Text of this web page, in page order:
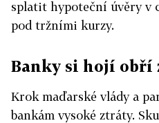
splatit hypoteční úvěry v
pod tržními kurzy.
Banky si hojí obří
Krok maďarské vlády a
bankám vysoké ztráty.